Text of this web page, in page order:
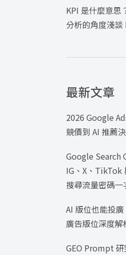
KPI 是什麼意思
分析的角度淺談
最新文章
2026 Google
競價到 AI 推薦
Google Search
IG、X、TikTok
搜尋流量密碼一
AI 版位也能投
廣告版位深度
GEO Prompt